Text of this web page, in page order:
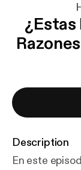
¿Estas
Description
En este